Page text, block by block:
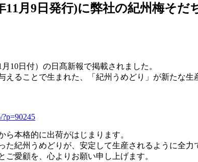
11月9日発行)に弊社の紀州梅そ
10日付）の日髙新報で掲載されました。
えることで生まれた、「紀州うめどり」が新たな
?p=90245
ら本格的に出荷がはじまります。
た紀州うめどりが、安定して生産されるように全力
ご愛顧を、心よりお願い申し上げます。